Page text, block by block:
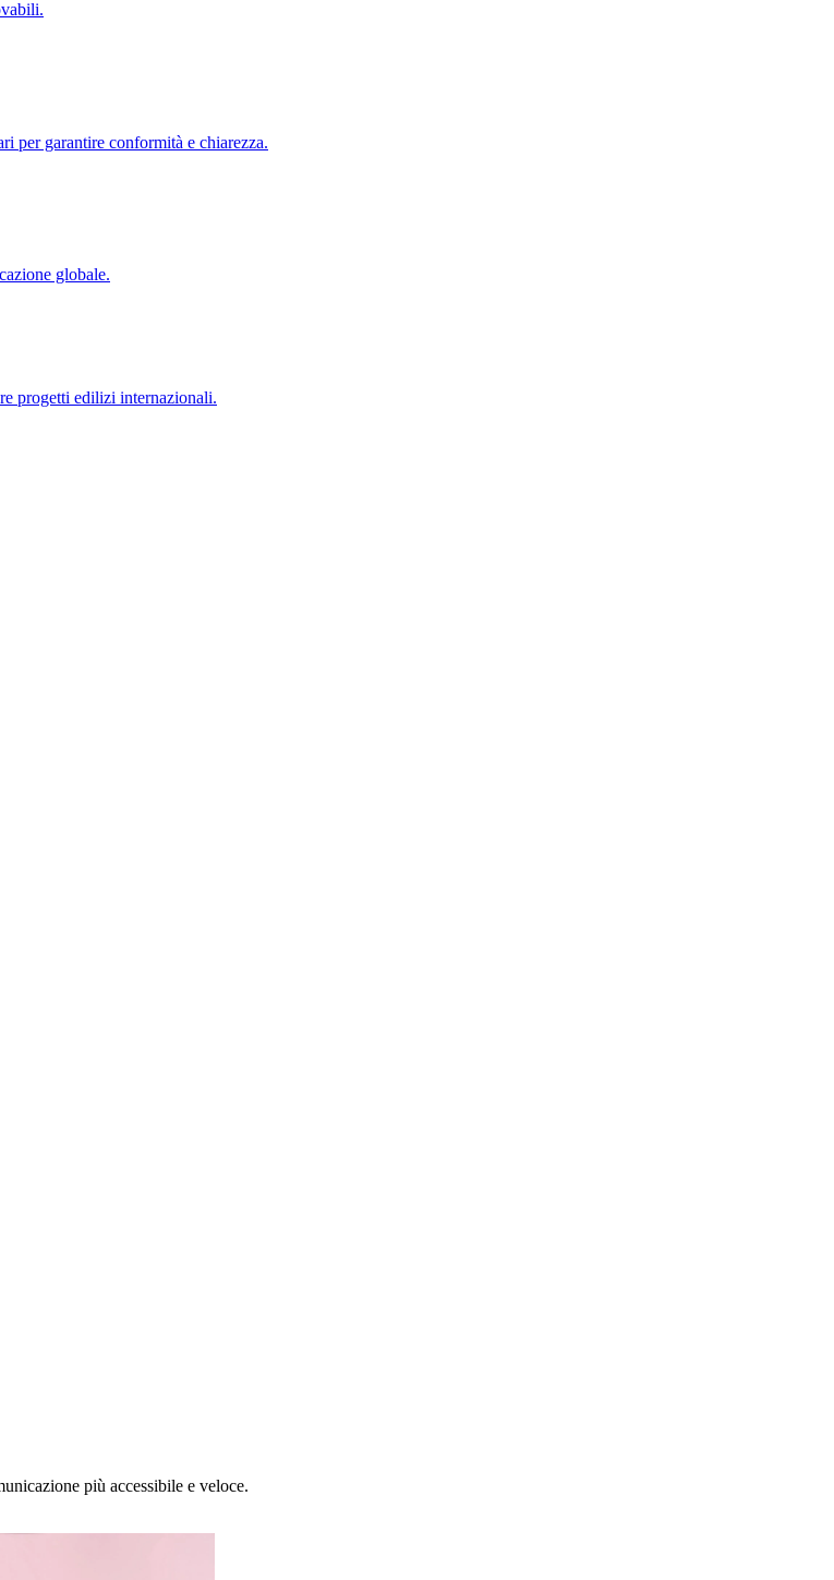
per garantire conformità e chiarezza.
globale.
progetti edilizi internazionali.
più accessibile e veloce.